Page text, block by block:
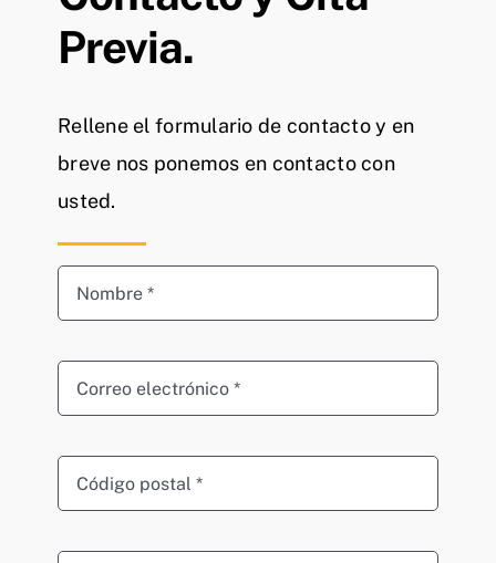
Previa.
Rellene el formulario de contacto y en
breve nos ponemos en contacto con
usted.